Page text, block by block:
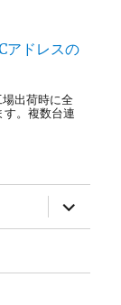
ドレスの
出荷時に全
す。複数台連
サ
ブ
メ
ー